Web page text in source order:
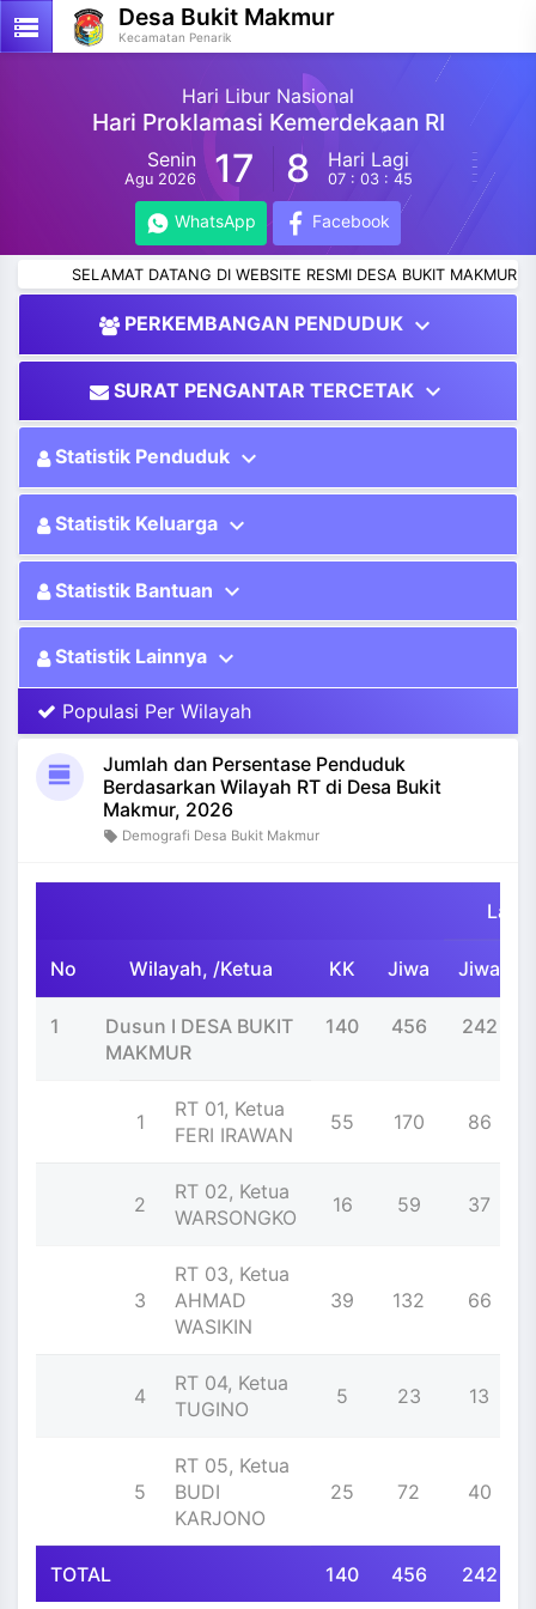
storage Desa Bukit Makmur
Kecamatan Penarik
Hari Libur Nasional
Hari Proklamasi Kemerdekaan RI
Senin
Agu 2026 17 8 Hari Lagi
07 : 03 : 45
WhatsApp Facebook
SELAMAT DATANG DI WEBSITE RESMI DESA BUKIT
PERKEMBANGAN PENDUDUK expand_more
SURAT PENGANTAR TERCETAK expand_more
Statistik Penduduk expand_more
Statistik Keluarga expand_more
Statistik Bantuan expand_more
Statistik Lainnya expand_more
Populasi Per Wilayah
view_day
Jumlah dan Persentase Penduduk
Berdasarkan Wilayah RT di Desa Bukit
Makmur, 2026
local_offer Demografi Desa Bukit Makmur
No Wilayah, /Ketua KK Jiwa Jiwa
1
Dusun I DESA BUKIT
MAKMUR
140 456 242
1
RT 01, Ketua
FERI IRAWAN
55 170 86
2
RT 02, Ketua
WARSONGKO
16 59 37
3
RT 03, Ketua
AHMAD
WASIKIN
39 132 66
4
RT 04, Ketua
TUGINO
5 23 13
5
RT 05, Ketua
BUDI
KARJONO
25 72 40
TOTAL 140 456 242